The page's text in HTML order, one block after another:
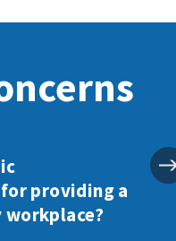
providing a
workplace?